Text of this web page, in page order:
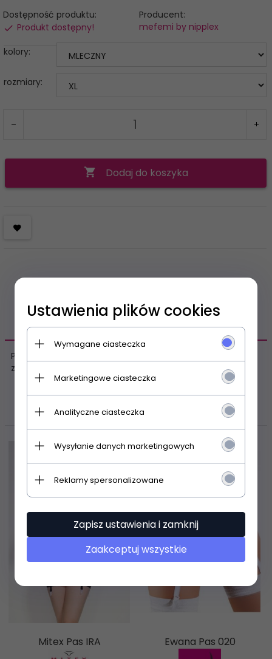
Dostępność produktu:
Produkt dostępny!
Producent:
mefemi by nipplex
kolory:
rozmiary:
Dodaj do koszyka
OPIS PRODUKTU
Pas z eleganckiej mikrofibry z dodatkiem koronki, zapinany
z tyłu na metalowe haftki.
POLECAMY
Mitex Pas IRA Ewana Pas 020
Ustawienia plików cookies
Wymagane ciasteczka
Marketingowe ciasteczka
Analityczne ciasteczka
Wysyłanie danych marketingowych
Reklamy spersonalizowane
Zapisz ustawienia i zamknij
Zaakceptuj wszystkie